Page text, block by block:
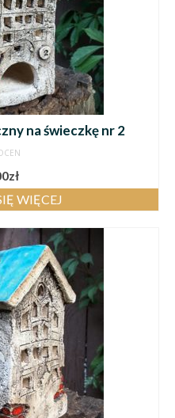
na świeczkę nr 2
zł
WIĘCEJ